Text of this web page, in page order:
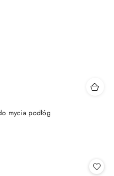
mycia podłóg